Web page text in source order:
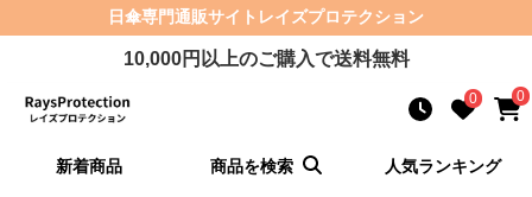
日傘専門通販サイト レイズプロテクション
10,000円以上のご購入で送料無料
0 0
新着商品 商品を検索 人気ランキング